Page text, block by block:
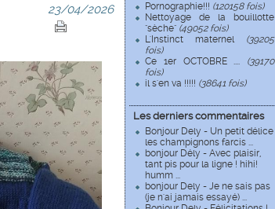
Pornographie!!! (120158 fois)
Nettoyage de la bouillotte
"sèche" (49052 fois)
L'Instinct maternel (39205
fois)
Ce 1er OCTOBRE .... (39170
fois)
il s'en va !!!!! (38641 fois)
Les derniers commentaires
Bonjour Dely - Un petit délice
les champignons farcis ...
bonjour Dély - Avec plaisir,
tant pis pour la ligne ! hihi!
humm ...
bonjour Dely - Je ne sais pas
(je n'ai jamais essayé) ...
23/04/2026